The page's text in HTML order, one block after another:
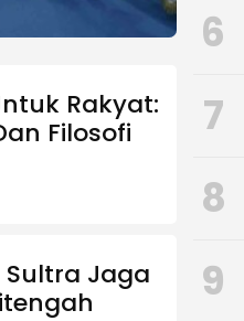
Rakyat:
Filosofi
Jaga
6
7
8
9